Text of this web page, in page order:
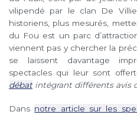
vilipendé par le clan De
historiens, plus mesurés,
du Fou est un parc
viennent pas y chercher la
se laissent davantage
spectacles qui leur sont
débatintégrant différents avis
Dans notre article sur les